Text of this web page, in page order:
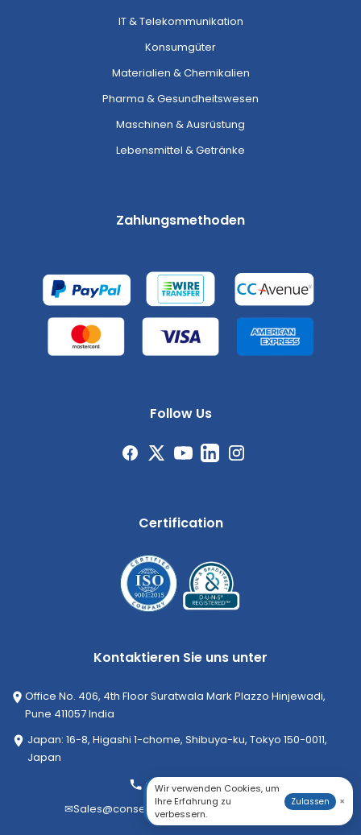
IT & Telekommunikation
Konsumgüter
Materialien & Chemikalien
Pharma & Gesundheitswesen
Maschinen & Ausrüstung
Lebensmittel & Getränke
Zahlungsmethoden
Follow Us
Certification
Kontaktieren Sie uns unter
Office No. 406, 4th Floor Suratwala Mark Plazzo Hinjewadi,
Pune 411057 India
Japan: 16-8, Higashi 1-chome, Shibuya-ku, Tokyo 150-0011,
Japan
+1-252-552-1404
✉Sales@consegicbusinessintelligence.com
Wir verwenden Cookies, um
Ihre Erfahrung zu
verbessern.
Zulassen ×